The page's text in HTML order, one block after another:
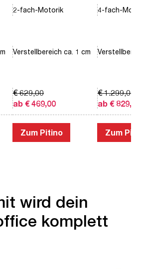
2-fach-Motorik
Verstellbereich ca. 1 cm
ab € 469,00
€ 629,00
Zum Pitino
4-fach-
ab € 829,00
€ 1.299,00
Zum
wird dein
komplett